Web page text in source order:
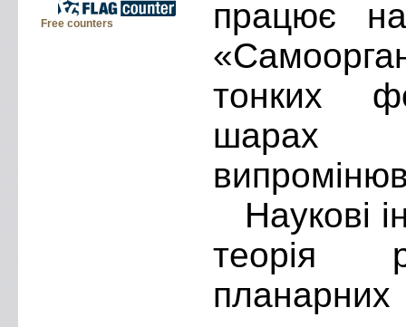
Free counters
працює
тонких
шарах
Наукові
теорія